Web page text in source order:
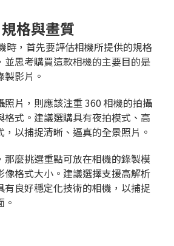
格與畫質
時，首先要評估相機所提供的規格
並思考購買這款相機的主要目的是
影片。
照片，則應該注重 360 相機的拍攝
格式。建議選購具有夜拍模式、高
以捕捉清晰、逼真的全景照片。
那麼挑選重點可放在相機的錄製模
像格式大小。建議選擇支援高解析
有良好穩定化技術的相機，以捕捉